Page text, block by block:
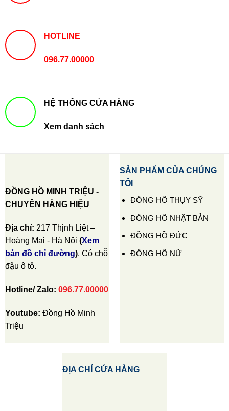
HOTLINE
096.77.00000
HỆ THỐNG CỬA HÀNG
Xem danh sách
ĐỒNG HỒ MINH TRIỆU -
CHUYÊN HÀNG HIỆU
Địa chỉ: 217 Thịnh Liệt –
Hoàng Mai - Hà Nội (Xem
bản đồ chỉ đường). Có chỗ
đậu ô tô.
Hotline/ Zalo: 096.77.00000
Youtube: Đồng Hồ Minh
Triệu
SẢN PHẨM CỦA CHÚNG
TÔI
ĐỒNG HỒ THỤY SỸ
ĐỒNG HỒ NHẬT BẢN
ĐỒNG HỒ ĐỨC
ĐỒNG HỒ NỮ
ĐỊA CHỈ CỬA HÀNG